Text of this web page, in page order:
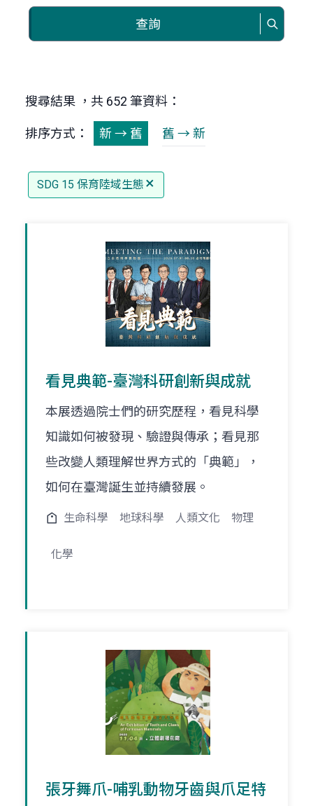
查詢
搜尋結果 ，共 652 筆資料：
排序方式： 新 → 舊 舊 → 新
SDG 15 保育陸域生態
看見典範-臺灣科研創新與成就
本展透過院士們的研究歷程，看見科學
知識如何被發現、驗證與傳承；看見那
些改變人類理解世界方式的「典範」，
如何在臺灣誕生並持續發展。
生命科學 地球科學 人類文化 物理
化學
張牙舞爪-哺乳動物牙齒與爪足特